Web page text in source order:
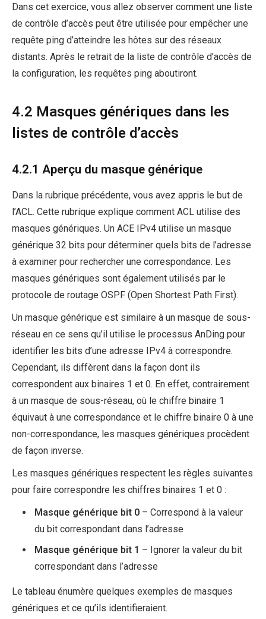
Dans cet exercice, vous allez observer comment une liste
de contrôle d’accès peut être utilisée pour empêcher une
requête ping d’atteindre les hôtes sur des réseaux
distants. Après le retrait de la liste de contrôle d’accès de
la configuration, les requêtes ping aboutiront.
4.2 Masques génériques dans les
listes de contrôle d’accès
4.2.1 Aperçu du masque générique
Dans la rubrique précédente, vous avez appris le but de
l’ACL. Cette rubrique explique comment ACL utilise des
masques génériques. Un ACE IPv4 utilise un masque
générique 32 bits pour déterminer quels bits de l’adresse
à examiner pour rechercher une correspondance. Les
masques génériques sont également utilisés par le
protocole de routage OSPF (Open Shortest Path First).
Un masque générique est similaire à un masque de sous-
réseau en ce sens qu’il utilise le processus AnDing pour
identifier les bits d’une adresse IPv4 à correspondre.
Cependant, ils diffèrent dans la façon dont ils
correspondent aux binaires 1 et 0. En effet, contrairement
à un masque de sous-réseau, où le chiffre binaire 1
équivaut à une correspondance et le chiffre binaire 0 à une
non-correspondance, les masques génériques procèdent
de façon inverse.
Les masques génériques respectent les règles suivantes
pour faire correspondre les chiffres binaires 1 et 0 :
Masque générique bit 0 – Correspond à la valeur
du bit correspondant dans l’adresse
Masque générique bit 1 – Ignorer la valeur du bit
correspondant dans l’adresse
Le tableau énumère quelques exemples de masques
génériques et ce qu’ils identifieraient.